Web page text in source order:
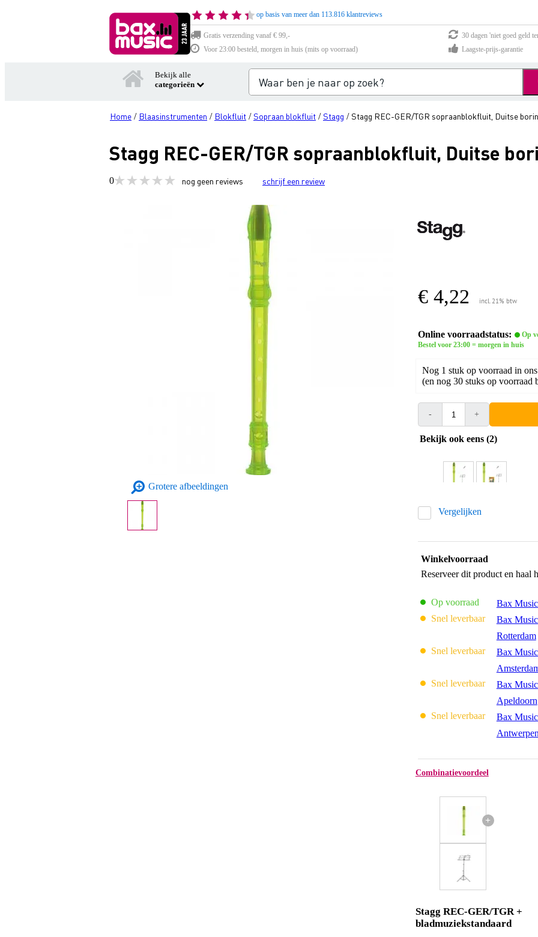
op basis van meer dan 113.816 klantreviews
Gratis verzending vanaf € 99,-
30 dagen 'niet goed geld
Voor 23:00 besteld, morgen in huis (mits op voorraad)
Laagste-prijs-garantie
Bekijk alle
categorieën
Home / Blaasinstrumenten / Blokfluit /Sopraan blokfluit /Stagg /Stagg REC-GER/TGR sopraanblokfluit, Duitse
Stagg REC-GER/TGR sopraanblokfluit, Duitse
0 nog geen reviews schrijf een review
Grotere afbeeldingen
€ 4,22 incl. 21% btw
Online voorraadstatus:
Op
Bestel voor 23:00 = morgen in huis
Nog 1 stuk op voorraad in
(en nog 30 stuks op voorraad
- +
Bekijk ook eens (2)
Vergelijken
Winkelvoorraad
Reserveer dit product en haal
Op voorraad Bax
Snel leverbaar
Bax
Rotterdam
Snel leverbaar
Bax
Snel leverbaar
Bax
Apeldoorn
Snel leverbaar
Bax
Antwerpen
Combinatievoordeel
+
Stagg REC-GER/TGR +
bladmuziekstandaard